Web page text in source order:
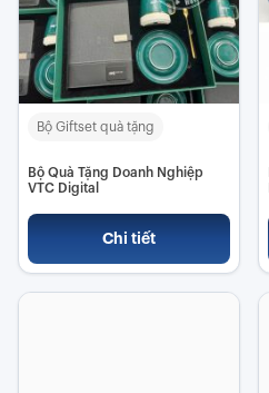
Bộ Giftset quà tặng
Bộ Quà Tặng Doanh Nghiệp
VTC Digital
Chi tiết